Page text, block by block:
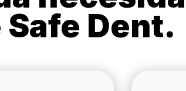
Safe Dent.